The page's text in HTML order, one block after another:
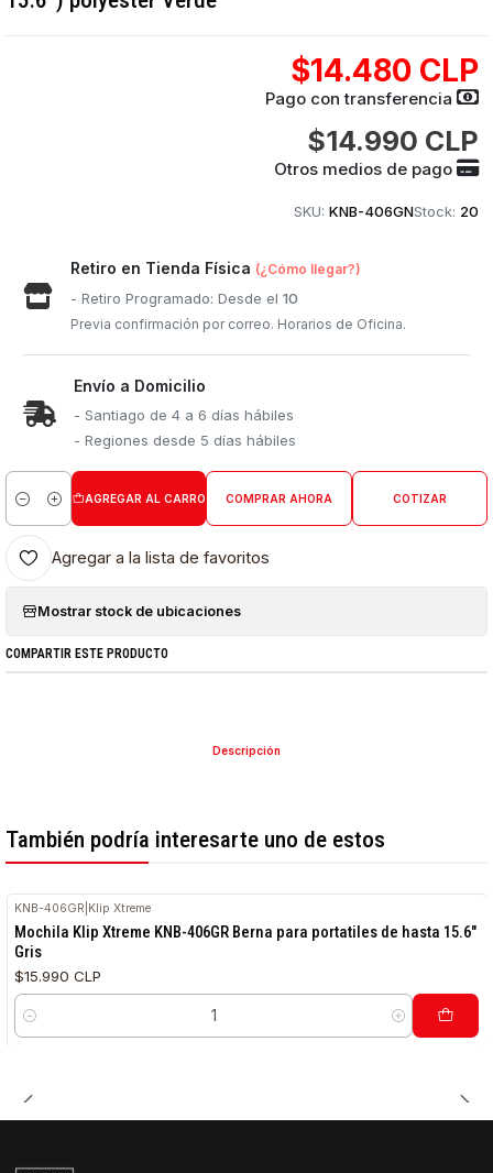
$14.480 CLP
Pago con transferencia
$14.990 CLP
Otros medios de pago
SKU: KNB-406GNStock: 20
Retiro en Tienda Física (¿Cómo llegar?)
- Retiro Programado: Desde el10
Previa confirmación por correo. Horarios de Oficina.
Envío a Domicilio
- Santiago de 4 a 6 días hábiles
- Regiones desde 5 días hábiles
Cantidad
AGREGAR AL CARRO COMPRAR AHORA COTIZAR
Agregar a la lista de favoritos
Mostrar stock de ubicaciones
COMPARTIR ESTE PRODUCTO
Descripción
También podría interesarte uno de estos
KNB-406GR Klip Xtreme
Mochila Klip Xtreme KNB-406GR Berna para portatiles de hasta 15.6"
Gris
$15.990 CLP
Cantidad